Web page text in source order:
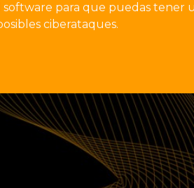
software para que puedas tener
ciberataques.